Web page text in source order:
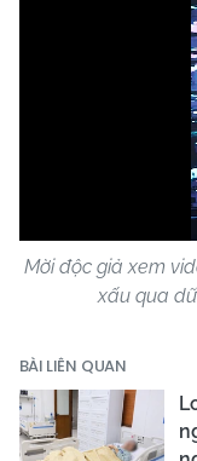
Mời độc giả xem
xấu qua
BÀI LIÊN QUAN